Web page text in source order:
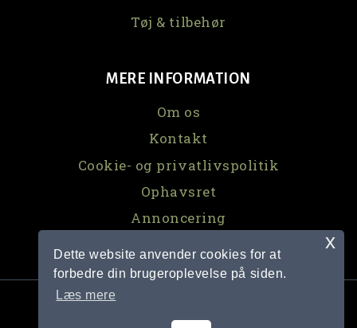
Tøj & tilbehør
MERE INFORMATION
Om os
Kontakt
Cookie- og privatlivspolitik
Ophavsret
Annoncering
Dette website anvender cookies for at
forbedre din brugeroplevelse på siden.
Læs mere
x